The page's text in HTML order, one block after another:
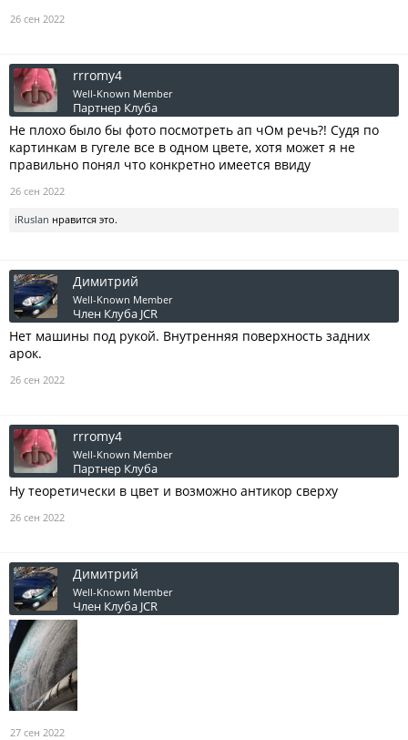
26 сен 2022
rrromy4
Well-Known Member
Партнер Клуба
Не плохо было бы фото посмотреть ап чОм речь?! Судя по
картинкам в гугеле все в одном цвете, хотя может я не
правильно понял что конкретно имеется ввиду
26 сен 2022
iRuslan нравится это.
Димитрий
Well-Known Member
Член Клуба JCR
Нет машины под рукой. Внутренняя поверхность задних
арок.
26 сен 2022
rrromy4
Well-Known Member
Партнер Клуба
Ну теоретически в цвет и возможно антикор сверху
26 сен 2022
Димитрий
Well-Known Member
Член Клуба JCR
27 сен 2022